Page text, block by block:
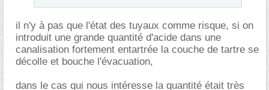
il n'y à pas que l'état des tuyaux comme risque, si on
introduit une grande quantité d'acide dans une
canalisation fortement entartrée la couche de tartre se
décolle et bouche l'évacuation,
dans le cas qui nous intéresse la quantité était très